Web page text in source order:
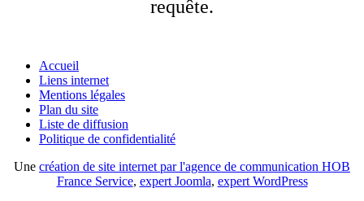
requête.
Accueil
Liens internet
Mentions légales
Plan du site
Liste de diffusion
Politique de confidentialité
Une création de site internet par l'agence de communication HOB
France Service, expert Joomla, expert WordPress